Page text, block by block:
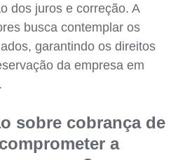
dos juros e correção. A
busca contemplar os
garantindo os direitos
da empresa em
sobre cobrança de
a